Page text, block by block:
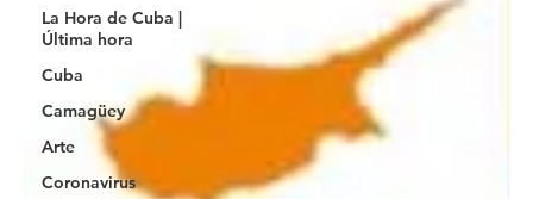
La Hora de Cuba |
Última hora
Cuba
Camagüey
Arte
Coronavirus